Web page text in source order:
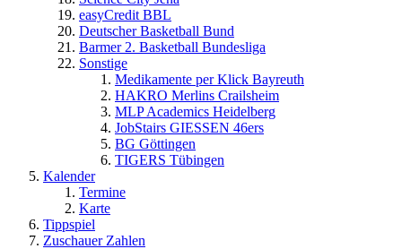
easyCredit BBL
Deutscher Basketball Bund
Barmer 2. Basketball Bundesliga
Sonstige
Medikamente per Klick Bayreuth
HAKRO Merlins Crailsheim
MLP Academics Heidelberg
JobStairs GIESSEN 46ers
BG Göttingen
TIGERS Tübingen
Kalender
Termine
Karte
Tippspiel
Zuschauer Zahlen